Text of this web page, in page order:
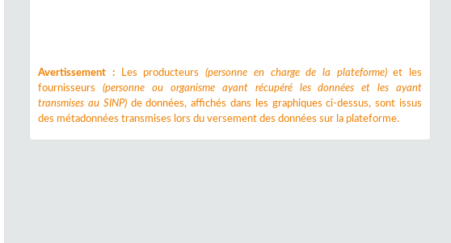
Avertissement : Les producteurs(personne en charge de la plateforme)et les
fournisseurs(personne ou organisme ayant récupéré les données et les ayant
transmises au SINP)de données, affichés dans les graphiques ci-dessus, sont issus
des métadonnées transmises lors du versement des données sur la plateforme.